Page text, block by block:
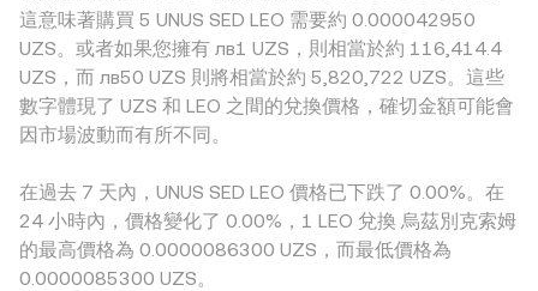
幣而言，主流流動性通常仍以中心化平台與法幣通道為主，
VWAP 與訂單簿的價格發現因此更具代表性。
基差：若某平台主要以 LEO/USDT 作為核心定價，再換算為
UZS/LEO，則 USDT 相對 UZS 的小幅溢折價會傳導至最終轉
換率。雖然跨市套利通常會在不同平台之間搬平價格、具備一
定的穩定作用，但受限於出入金時間、手續費、合規審查與持
倉風險，套利無法做到即時且無摩擦，因此平台間的轉換率差
異在短時間內仍然可能存在。
這意味著購買 5 UNUS SED LEO 需要約 0.000042950
UZS。或者如果您擁有 лв1 UZS，則相當於約 116,414.4
UZS，而 лв50 UZS 則將相當於約 5,820,722 UZS。這些
數字體現了 UZS 和 LEO 之間的兌換價格，確切金額可能會
因市場波動而有所不同。
在過去 7 天內，UNUS SED LEO 價格已下跌了 0.00%。在
24 小時內，價格變化了 0.00%，1 LEO 兌換 烏茲別克索姆
的最高價格為 0.0000086300 UZS，而最低價格為
0.0000085300 UZS。